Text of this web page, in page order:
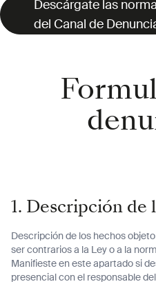
Descárgate las
del Canal de
Canal de Denuncias
1. Descripción de
Descripción de los hechos
ser contrarios a la Ley o a la
Manifieste en este apartado si
presencial con el responsable